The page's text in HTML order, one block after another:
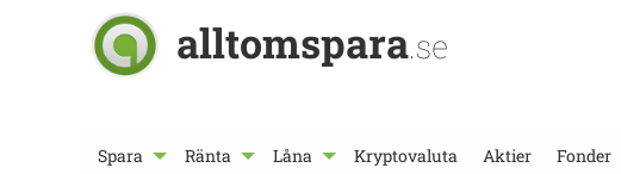
alltomspara.se
Spara Ränta Låna Kryptovaluta Aktier Fonder